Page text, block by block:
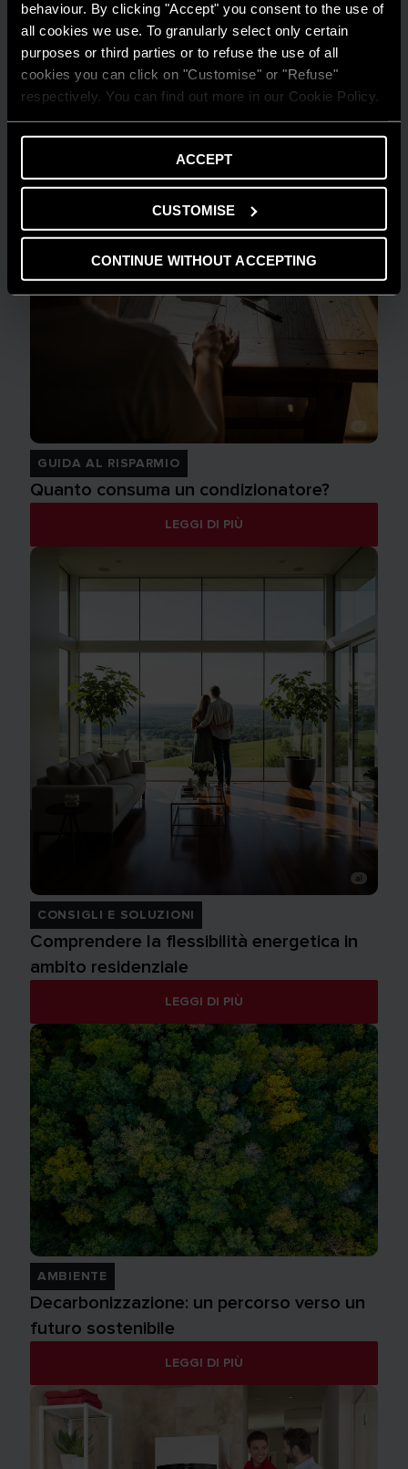
behaviour. By clicking "Accept" you consent to the use of
all cookies we use. To granularly select only certain
purposes or third parties or to refuse the use of all
cookies you can click on "Customise" or "Refuse"
respectively. You can find out more in our Cookie Policy.
ACCEPT
CUSTOMISE
CONTINUE WITHOUT ACCEPTING
Risparmio energetico: trasforma la tua
casa in un modello di efficienza
LEGGI DI PIÙ
GUIDA AL RISPARMIO
Quanto consuma un condizionatore?
LEGGI DI PIÙ
CONSIGLI E SOLUZIONI
Comprendere la flessibilità energetica in
ambito residenziale
LEGGI DI PIÙ
AMBIENTE
Decarbonizzazione: un percorso verso un
futuro sostenibile
LEGGI DI PIÙ